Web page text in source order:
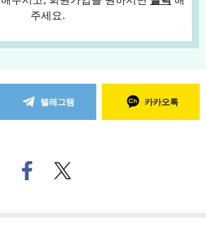
주세요.
텔레그램 카카오톡
페
이
트위
터로